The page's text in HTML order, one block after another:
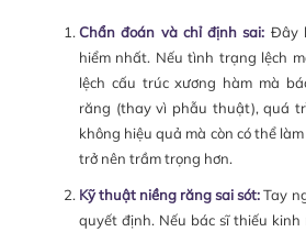
Chẩn đoán và chỉ định sai: Đây
hiểm nhất. Nếu tình trạng lệch
lệch cấu trúc xương hàm mà
răng (thay vì phẫu thuật), quá
không hiệu quả mà còn có thể
trở nên trầm trọng hơn.
Kỹ thuật niềng răng sai sót:Tay
quyết định. Nếu bác sĩ thiếu kinh